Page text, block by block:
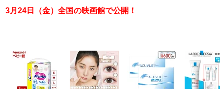
3月24日（金）全国の映画館で公開！